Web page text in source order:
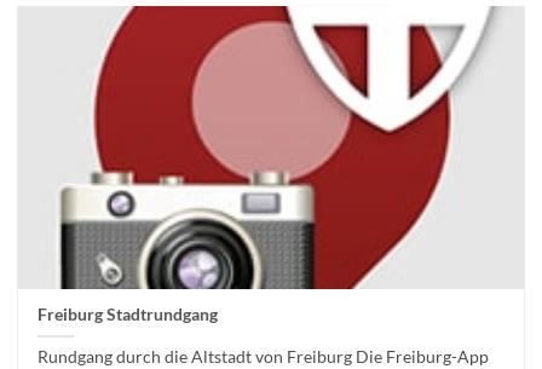
Freiburg Stadtrundgang
Rundgang durch die Altstadt von Freiburg Die Freiburg-App